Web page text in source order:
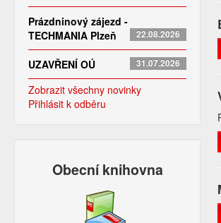
Prázdninový zájezd -
TECHMANIA Plzeň
22.08.2026
UZAVŘENÍ OÚ 31.07.2026
Zobrazit všechny novinky
Přihlásit k odběru
Obecní knihovna